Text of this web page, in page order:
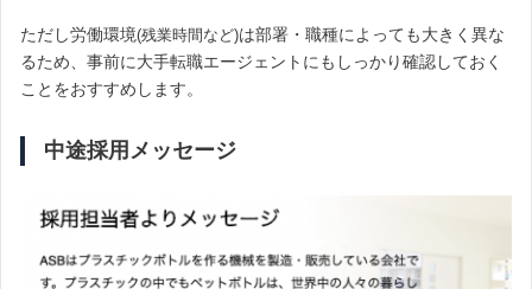
ただし労働環境(残業時間など)は部署・職種によっても大きく異な
るため、事前に大手転職エージェントにもしっかり確認しておく
ことをおすすめします。
中途採用メッセージ